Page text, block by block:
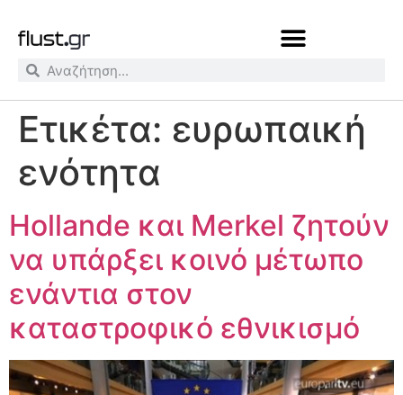
Ετικέτα: ευρωπαική
ενότητα
Hollande και Merkel ζητούν
να υπάρξει κοινό μέτωπο
ενάντια στον
καταστροφικό εθνικισμό